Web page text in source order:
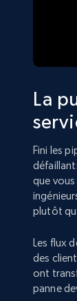
La
Fini les
que
plutôt
Les flux
des
ont
panne